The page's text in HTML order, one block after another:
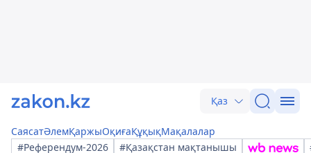
Қаз
СаясатӘлемҚаржыОқиғаҚұқықМақалалар
#Референдум-2026
#Қазақстан мақтанышы